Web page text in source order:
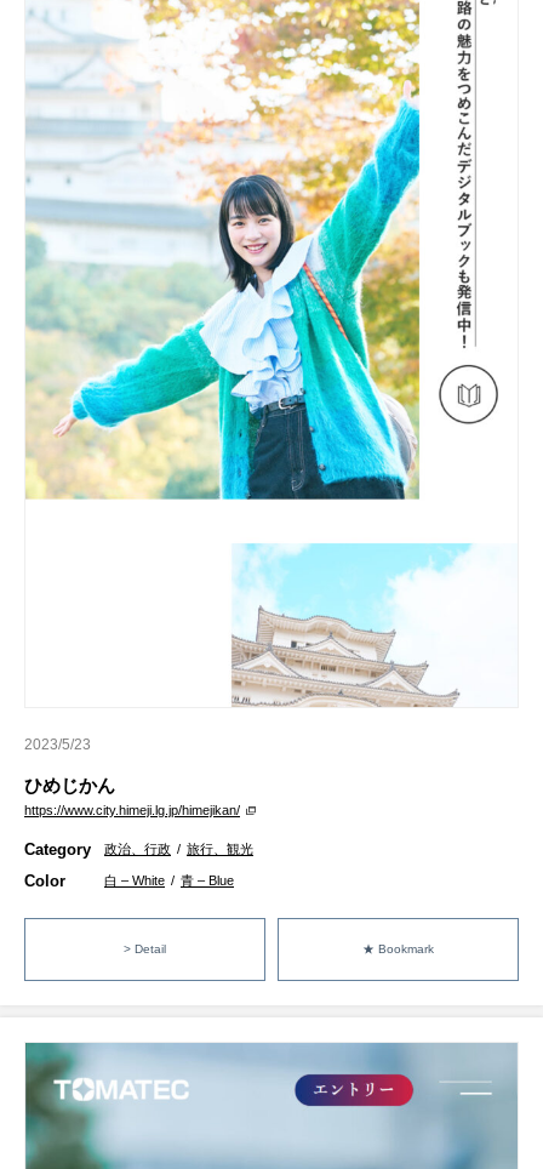
2023/5/23
ひめじかん
https://www.city.himeji.lg.jp/himejikan/
Category 政治、行政 / 旅行、観光
Color 白 – White / 青 – Blue
> Detail ★ Bookmark